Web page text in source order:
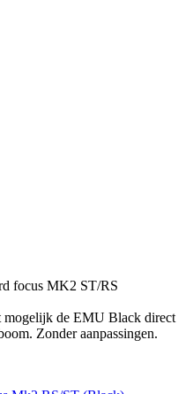
focus MK2 ST/RS
mogelijk de EMU Black direct
Zonder aanpassingen.